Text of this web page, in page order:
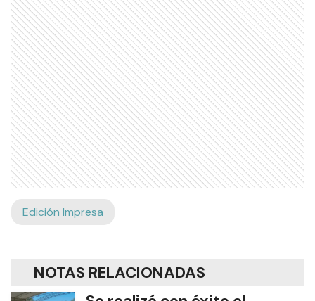
Edición Impresa
NOTAS RELACIONADAS